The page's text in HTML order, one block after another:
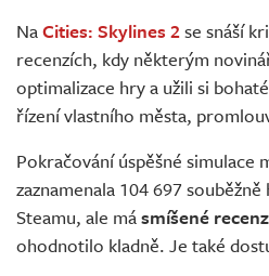
Živě
NaCities: Skylines 2se snáší
recenzích, kdy některým
optimalizace hry a užili si
řízení vlastního města,
Pokračování úspěšné simulace
zaznamenala 104 697
Steamu, ale másmíšené
ohodnotilo kladně. Je také